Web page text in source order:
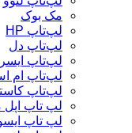
مک بوک
لپ‌تاپ HP
لپ‌تاپ دل
لپ‌تاپ ایسر
لپ‌تاپ ام
لپ‌تاپ
لپ تاپ
لپ تاپ